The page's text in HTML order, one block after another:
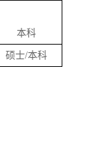
本科
硕士/本科